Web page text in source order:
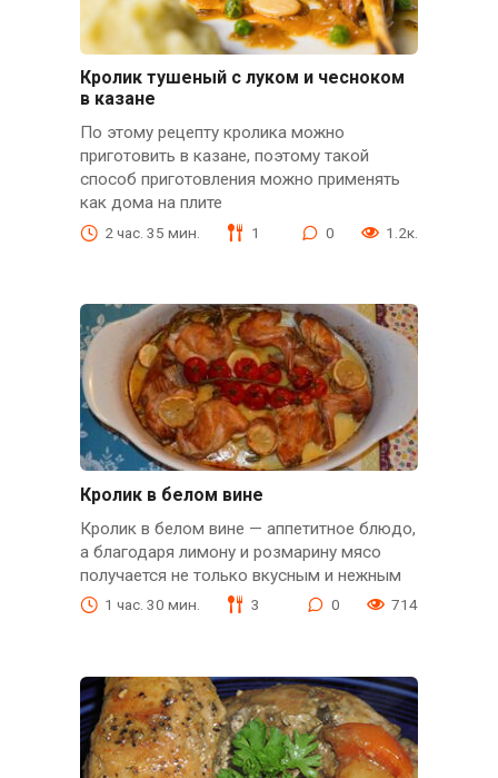
Кролик тушеный с луком и чесноком
в казане
По этому рецепту кролика можно
приготовить в казане, поэтому такой
способ приготовления можно применять
как дома на плите
2 час. 35 мин. 1 0 1.2к.
Кролик в белом вине
Кролик в белом вине — аппетитное блюдо,
а благодаря лимону и розмарину мясо
получается не только вкусным и нежным
1 час. 30 мин. 3 0 714